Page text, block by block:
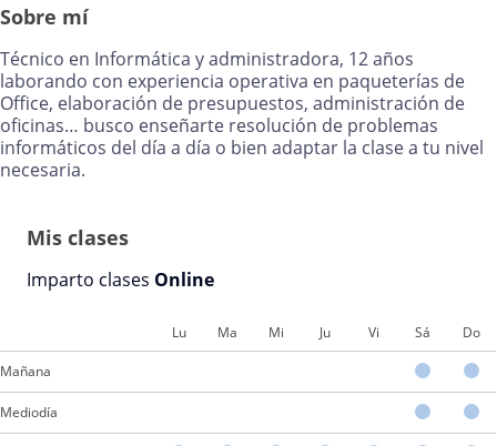
Sobre mí
Técnico en Informática y administradora, 12 años
laborando con experiencia operativa en paqueterías de
Office, elaboración de presupuestos, administración de
oficinas… busco enseñarte resolución de problemas
informáticos del día a día o bien adaptar la clase a tu nivel
necesaria.
Mis clases
Imparto clases Online
Lu Ma Mi Ju Vi Sá Do
Mañana
Mediodía